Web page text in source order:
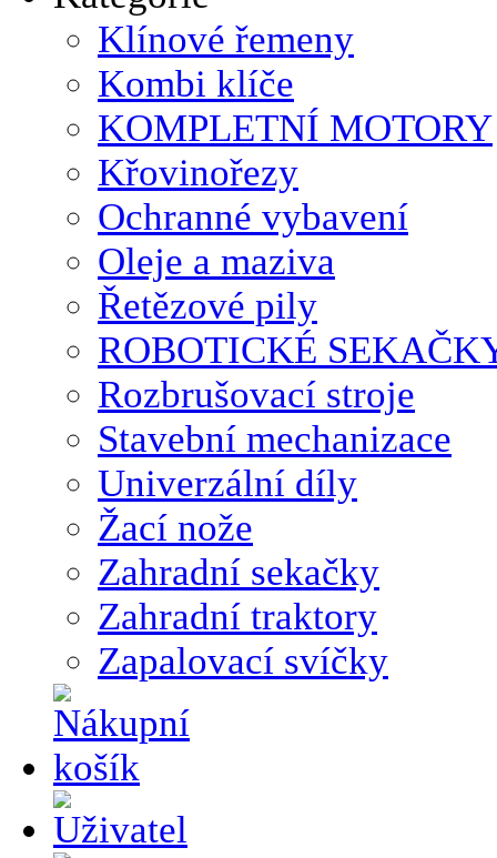
Klínové řemeny
Kombi klíče
KOMPLETNÍ MOTORY
Křovinořezy
Ochranné vybavení
Oleje a maziva
Řetězové pily
ROBOTICKÉ
Rozbrušovací stroje
Stavební mechanizace
Univerzální díly
Žací nože
Zahradní sekačky
Zahradní traktory
Zapalovací svíčky